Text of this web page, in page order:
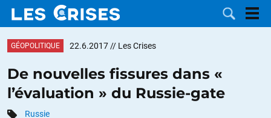
GÉOPOLITIQUE 22.6.2017 // Les Crises
De nouvelles fissures dans «
l’évaluation » du Russie-gate
Russie